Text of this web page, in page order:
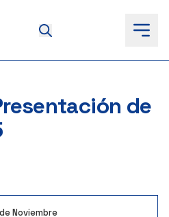
de
Noviembre